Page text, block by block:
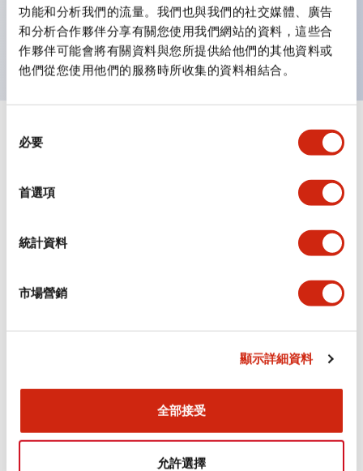
功能和分析我們的流量。我們也與我們的社交媒體、廣告
和分析合作夥伴分享有關您使用我們網站的資料，這些合
作夥伴可能會將有關資料與您所提供給他們的其他資料或
他們從您使用他們的服務時所收集的資料相結合。
必要
首選項
統計資料
市場營銷
顯示詳細資料
全部接受
允許選擇
燈泡來表現各種顏色。
主要機種具備UL、CSA認證及符合EN標準。
規格 顯示全部 +
認證與標準